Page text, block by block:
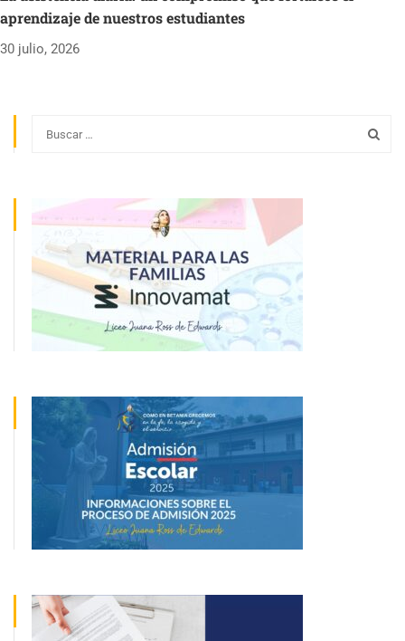
aprendizaje de nuestros estudiantes
30 julio, 2026